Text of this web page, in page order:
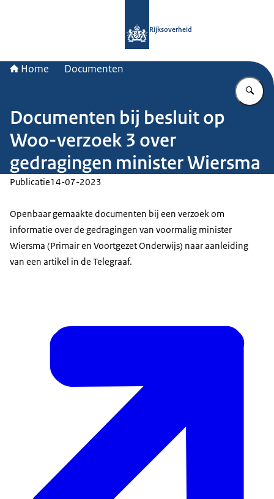
Rijksoverheid
Home Documenten
Documenten bij besluit op
Woo-verzoek 3 over
gedragingen minister Wiersma
Publicatie14-07-2023
Openbaar gemaakte documenten bij een verzoek om
informatie over de gedragingen van voormalig minister
Wiersma (Primair en Voortgezet Onderwijs) naar aanleiding
van een artikel in de Telegraaf.